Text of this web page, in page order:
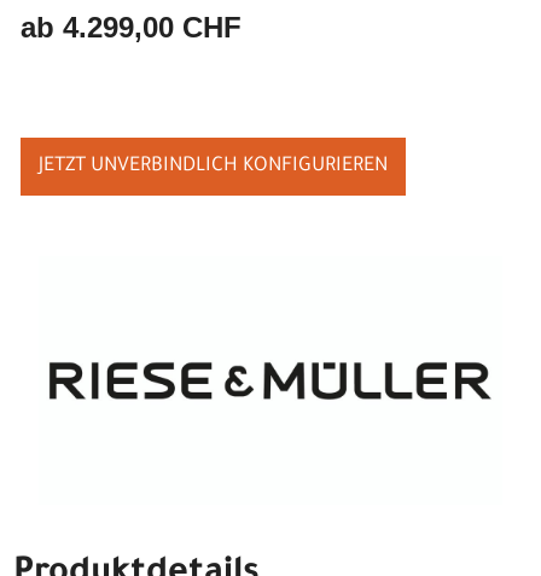
ab 4.299,00 CHF
JETZT UNVERBINDLICH KONFIGURIEREN